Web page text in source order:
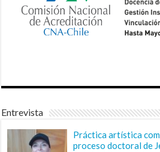
Entrevista
Práctica artística
proceso doctoral de